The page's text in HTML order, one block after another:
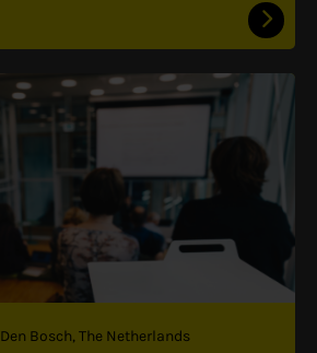
Den Bosch, The Netherlands